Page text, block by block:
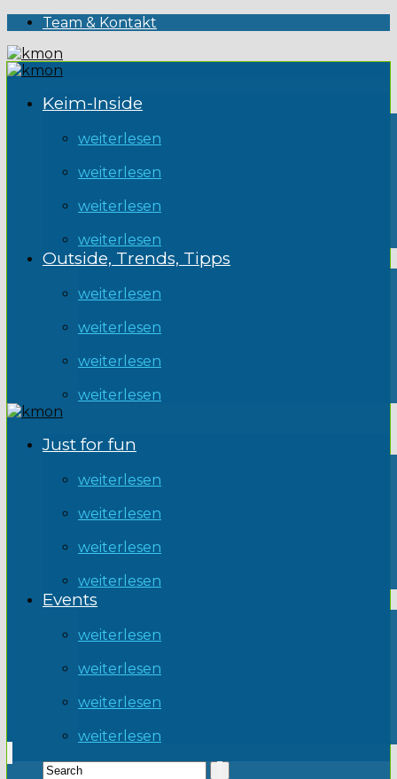
Team & Kontakt
Keim-Inside
weiterlesen
weiterlesen
weiterlesen
weiterlesen
Outside, Trends, Tipps
weiterlesen
weiterlesen
weiterlesen
weiterlesen
Just for fun
weiterlesen
weiterlesen
weiterlesen
weiterlesen
Events
weiterlesen
weiterlesen
weiterlesen
weiterlesen